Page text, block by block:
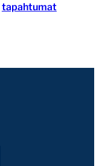
tapahtumat